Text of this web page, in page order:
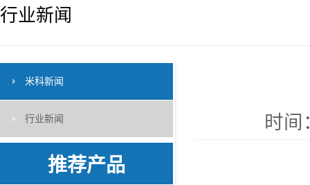
行业新闻
米科新闻
行业新闻
推荐产品
时间